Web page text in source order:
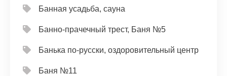
Банная усадьба, сауна
Банно-прачечный трест, Баня №5
Банька по-русски, оздоровительный центр
Баня №11